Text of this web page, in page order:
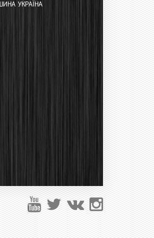
УКРАЇНА